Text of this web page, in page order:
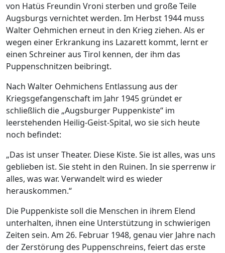
von Hatüs Freundin Vroni sterben und große Teile
Augsburgs vernichtet werden. Im Herbst 1944 muss
Walter Oehmichen erneut in den Krieg ziehen. Als er
wegen einer Erkrankung ins Lazarett kommt, lernt er
einen Schreiner aus Tirol kennen, der ihm das
Puppenschnitzen beibringt.
Nach Walter Oehmichens Entlassung aus der
Kriegsgefangenschaft im Jahr 1945 gründet er
schließlich die „Augsburger Puppenkiste“ im
leerstehenden Heilig-Geist-Spital, wo sie sich heute
noch befindet:
„Das ist unser Theater. Diese Kiste. Sie ist alles, was uns
geblieben ist. Sie steht in den Ruinen. In sie sperrenw ir
alles, was war. Verwandelt wird es wieder
herauskommen.“
Die Puppenkiste soll die Menschen in ihrem Elend
unterhalten, ihnen eine Unterstützung in schwierigen
Zeiten sein. Am 26. Februar 1948, genau vier Jahre nach
der Zerstörung des Puppenschreins, feiert das erste